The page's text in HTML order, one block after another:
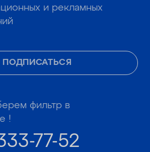
ПОДПИСАТЬСЯ
и рекламных
фильтр в
!
77-52